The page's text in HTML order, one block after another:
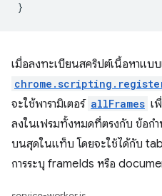
เมื่อลงทะเบียนสคริปต์เนื้อหาแบ
จะใช้พารามิเตอร์ allFrames เ
ลงในเฟรมทั้งหมดที่ตรงกับ ข้อก
บนสุดในแท็บ โดยจะใช้ได้กับ
การระบุ frameIds หรือ